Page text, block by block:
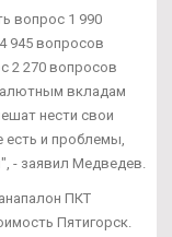
вопрос 1 990
945 вопросов
2 270 вопросов
вкладам
нести свои
есть и проблемы,
- заявил Медведев.
ПКТ
Пятигорск.